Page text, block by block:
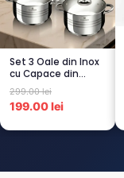
Set 3 Oale din Inox
cu Capace din
Sticlă
Termorezistent...
299.00 lei
199.00 lei